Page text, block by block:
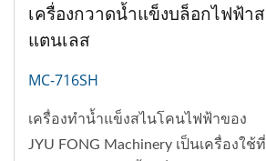
เครื่องกวาดน้ำแข็งบล็อกไฟฟ้าส
แตนเลส
MC-716SH
เครื่องทำน้ำแข็งสไนโคนไฟฟ้าของ
JYU FONG Machinery เป็นเครื่องใช้ที่